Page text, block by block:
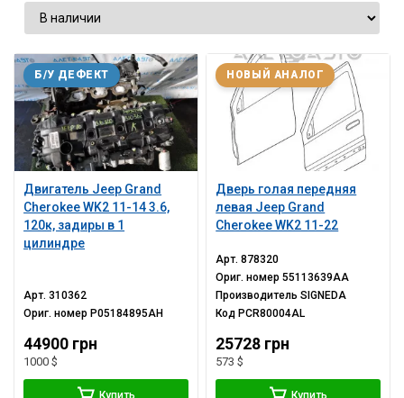
Двигатель Jeep Grand
Cherokee WK2 11-14 3.6,
120к, задиры в 1
цилиндре
Б/У ДЕФЕКТ
Арт.310362
Ориг. номер P05184895AH
44900 грн
1000 $
Купить
Дверь голая передняя
левая Jeep Grand
Cherokee WK2 11-22
НОВЫЙ АНАЛОГ
Арт.878320
Ориг. номер55113639AA
ПроизводительSIGNEDA
Код PCR80004AL
25728 грн
573 $
Купить